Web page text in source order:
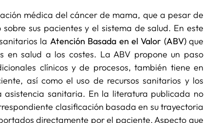
médica del cáncer de mama, que a pesar de
sus pacientes y el sistema de salud. En este
la Atención Basada en el Valor (ABV)que
en salud a los costes. La ABV propone un paso
clínicos y de procesos, también tiene en
así como el uso de recursos sanitarios y los
sanitaria. En la literatura publicada no
clasificación basada en su trayectoria
directamente por el paciente. Aspecto que